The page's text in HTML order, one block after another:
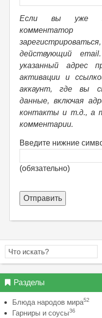
Если вы уже
действующий
указанный адрес
активации и
аккаунт, где вы
данные, включая
контакты и т.д., а
комментарии.
Введите нижние
(обязательно)
Отправить
Разделы
Блюда народов мира52
Гарниры и соусы36